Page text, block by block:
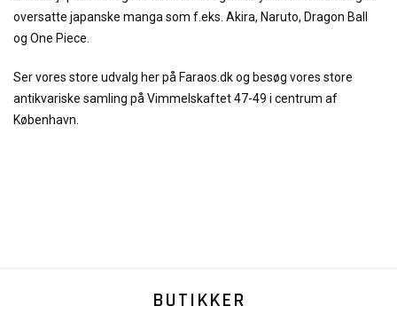
oversatte japanske manga som f.eks. Akira, Naruto, Dragon Ball
og One Piece.
Ser vores store udvalg her på Faraos.dk og besøg vores store
antikvariske samling på Vimmelskaftet 47-49 i centrum af
København.
BUTIKKER